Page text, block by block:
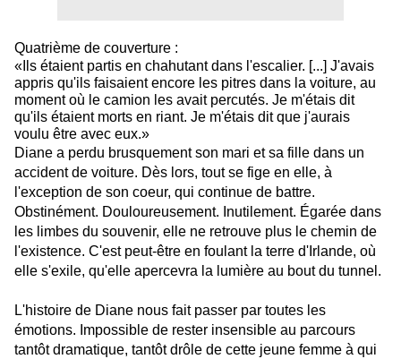
Quatrième de couverture :
«Ils étaient partis en chahutant dans l'escalier. [...] J'avais
appris qu'ils faisaient encore les pitres dans la voiture, au
moment où le camion les avait percutés. Je m'étais dit
qu'ils étaient morts en riant. Je m'étais dit que j'aurais
voulu être avec eux.»
Diane a perdu brusquement son mari et sa fille dans un
accident de voiture. Dès lors, tout se fige en elle, à
l'exception de son coeur, qui continue de battre.
Obstinément. Douloureusement. Inutilement. Égarée dans
les limbes du souvenir, elle ne retrouve plus le chemin de
l'existence. C'est peut-être en foulant la terre d'Irlande, où
elle s'exile, qu'elle apercevra la lumière au bout du tunnel.
L'histoire de Diane nous fait passer par toutes les
émotions. Impossible de rester insensible au parcours
tantôt dramatique, tantôt drôle de cette jeune femme à qui